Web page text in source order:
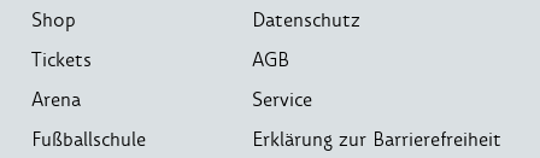
Shop
Tickets
Arena
Fußballschule
Datenschutz
AGB
Service
Erklärung zur Barrierefreiheit